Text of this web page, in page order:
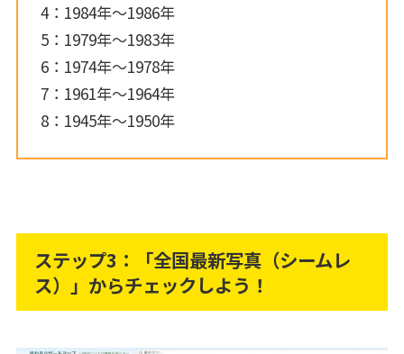
4：1984年～1986年
5：1979年～1983年
6：1974年～1978年
7：1961年～1964年
8：1945年～1950年
ステップ3：「全国最新写真（シームレ
ス）」からチェックしよう！